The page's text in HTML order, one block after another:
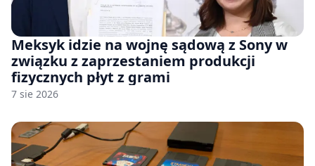
Meksyk idzie na wojnę sądową z Sony w
związku z zaprzestaniem produkcji
fizycznych płyt z grami
7 sie 2026